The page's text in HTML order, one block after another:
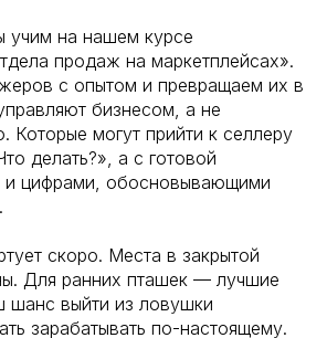
учим на нашем курсе
продаж на маркетплейсах».
с опытом и превращаем их в
бизнесом, а не
Которые могут прийти к селлеру
делать?», а с готовой
и цифрами, обосновывающими
скоро. Места в закрытой
Для ранних пташек — лучшие
шанс выйти из ловушки
зарабатывать по-настоящему.